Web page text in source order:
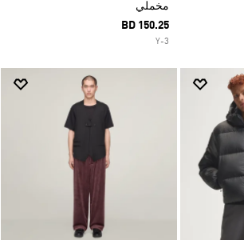
مخملي
BD 150.25
Y-3